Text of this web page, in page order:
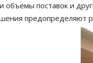
объемы поставок и
предопределяют